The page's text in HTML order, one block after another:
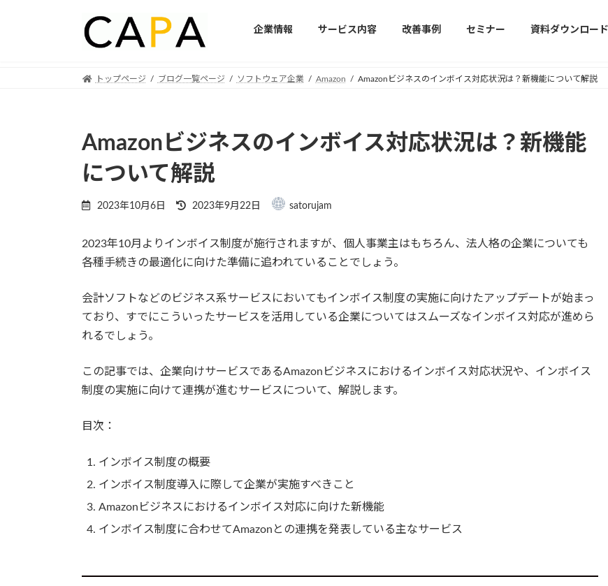
企業情報 サービス内容 改善事例 セミナー 資料ダウンロード
トップページ ブログ一覧ページ ソフトウェア企業 Amazon Amazonビジネスのインボイス対応状況は？新機能について解説
Amazonビジネスのインボイス対応状況は？新機能
について解説
2023年10月6日
Last
updated
2023年9月22日 satorujam
2023年10月よりインボイス制度が施行されますが、個人事業主はもちろん、法人格の企業についても
各種手続きの最適化に向けた準備に追われていることでしょう。
会計ソフトなどのビジネス系サービスにおいてもインボイス制度の実施に向けたアップデートが始まっ
ており、すでにこういったサービスを活用している企業についてはスムーズなインボイス対応が進めら
れるでしょう。
この記事では、企業向けサービスであるAmazonビジネスにおけるインボイス対応状況や、インボイス
制度の実施に向けて連携が進むサービスについて、解説します。
目次：
インボイス制度の概要
インボイス制度導入に際して企業が実施すべきこと
Amazonビジネスにおけるインボイス対応に向けた新機能
インボイス制度に合わせてAmazonとの連携を発表している主なサービス